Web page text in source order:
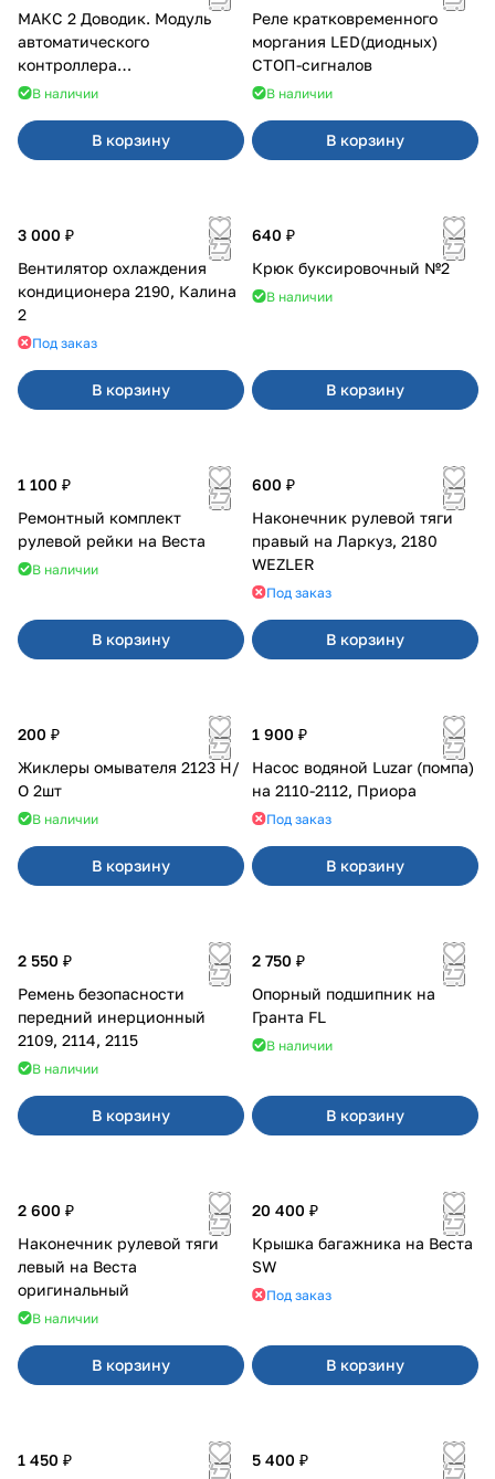
МАКС 2 Доводик. Модуль
автоматического
контроллера
стеклоподъемников для
В наличии
В корзину
Реле кратковременного
моргания LED(диодных)
СТОП-сигналов
В наличии
В корзину
3 000 ₽
Вентилятор охлаждения
кондиционера 2190, Калина
2
Под заказ
В корзину
640 ₽
Крюк буксировочный №2
В наличии
В корзину
1 100 ₽
Ремонтный комплект
рулевой рейки на Веста
В наличии
В корзину
600 ₽
Наконечник рулевой тяги
правый на Ларкуз, 2180
WEZLER
Под заказ
В корзину
200 ₽
Жиклеры омывателя 2123 Н/
О 2шт
В наличии
В корзину
1 900 ₽
Насос водяной Luzar (помпа)
на 2110-2112, Приора
Под заказ
В корзину
2 550 ₽
Ремень безопасности
передний инерционный
2109, 2114, 2115
В наличии
В корзину
2 750 ₽
Опорный подшипник на
Гранта FL
В наличии
В корзину
2 600 ₽
Наконечник рулевой тяги
левый на Веста
оригинальный
В наличии
В корзину
20 400 ₽
Крышка багажника на Веста
SW
Под заказ
В корзину
1 450 ₽ 5 400 ₽